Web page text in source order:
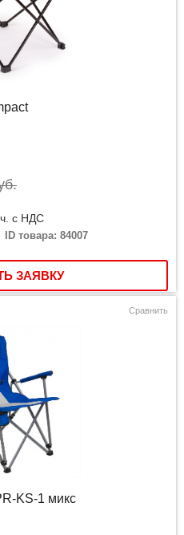
с НДС
ID товара: 84007
ЗАЯВКУ
Сравнить
KS-1 микс